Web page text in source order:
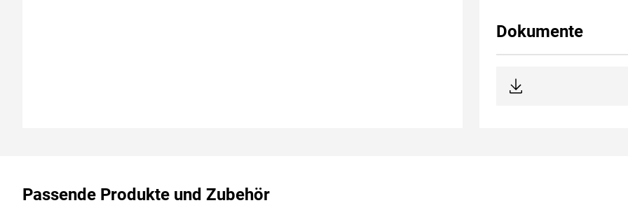
Dokumente
Passende Produkte und Zubehör